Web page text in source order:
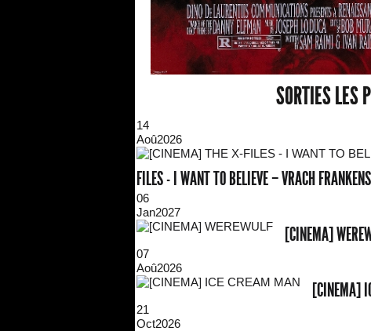
SORTIES LES
14
Aoû2026
FILES - I WANT TO BELIEVE – VRACH
06
Jan2027
[CINEMA]
07
Aoû2026
[CINEMA]
21
Oct2026